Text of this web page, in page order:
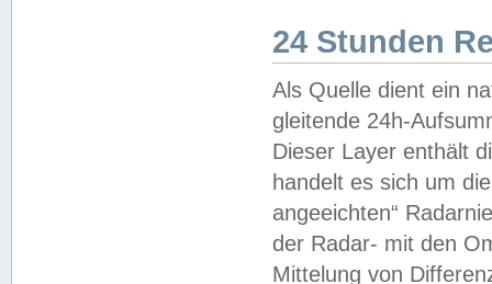
24 Stunden
Als Quelle dient ein
gleitende 24h-
Dieser Layer enthält
handelt es sich um
angeeichten“
der Radar- mit den
Mittelung von